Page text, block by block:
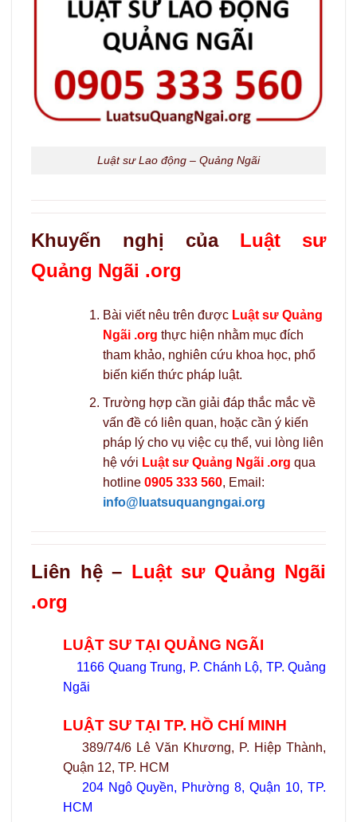
Luật sư Lao động – Quảng Ngãi
Khuyến nghị của Luật sư
Quảng Ngãi .org
Bài viết nêu trên được Luật sư Quảng
Ngãi .org thực hiện nhằm mục đích
tham khảo, nghiên cứu khoa học, phổ
biến kiến thức pháp luật.
Trường hợp cần giải đáp thắc mắc về
vấn đề có liên quan, hoặc cần ý kiến
pháp lý cho vụ việc cụ thể, vui lòng liên
hệ với Luật sư Quảng Ngãi .org qua
hotline 0905 333 560, Email:
info@luatsuquangngai.org
Liên hệ – Luật sư Quảng Ngãi
.org
LUẬT SƯ TẠI QUẢNG NGÃI
1166 Quang Trung, P. Chánh Lộ, TP. Quảng
Ngãi
LUẬT SƯ TẠI TP. HỒ CHÍ MINH
389/74/6 Lê Văn Khương, P. Hiệp Thành,
Quận 12, TP. HCM
204 Ngô Quyền, Phường 8, Quận 10, TP.
HCM